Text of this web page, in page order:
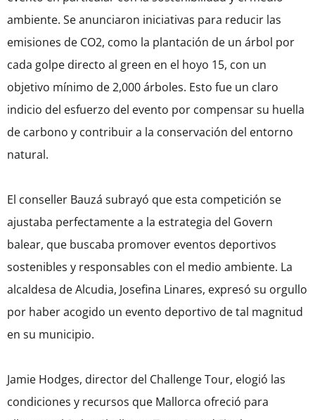
ambiente. Se anunciaron iniciativas para reducir las
emisiones de CO2, como la plantación de un árbol por
cada golpe directo al green en el hoyo 15, con un
objetivo mínimo de 2,000 árboles. Esto fue un claro
indicio del esfuerzo del evento por compensar su huella
de carbono y contribuir a la conservación del entorno
natural.
El conseller Bauzá subrayó que esta competición se
ajustaba perfectamente a la estrategia del Govern
balear, que buscaba promover eventos deportivos
sostenibles y responsables con el medio ambiente. La
alcaldesa de Alcudia, Josefina Linares, expresó su orgullo
por haber acogido un evento deportivo de tal magnitud
en su municipio.
Jamie Hodges, director del Challenge Tour, elogió las
condiciones y recursos que Mallorca ofreció para